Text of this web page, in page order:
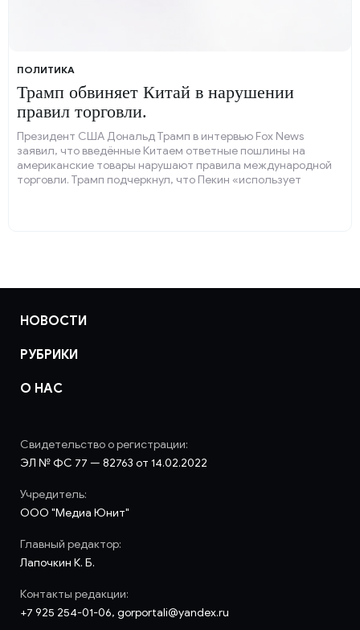
ПОЛИТИКА
Трамп обвиняет Китай в нарушении
правил торговли.
Президент США Дональд Трамп в интервью Fox News
заявил, что введённые Китаем ответные пошлины на
американские товары нарушают правила международной
торговли. Трамп подчеркнул, что Пекин «использует
НОВОСТИ
РУБРИКИ
О НАС
Свидетельство о регистрации:
ЭЛ № ФС 77 — 82763 от 14.02.2022
Учредитель:
ООО "Медиа Юнит"
Главный редактор:
Лапочкин К. Б.
Контакты редакции:
+7 925 254-01-06, gorportali@yandex.ru